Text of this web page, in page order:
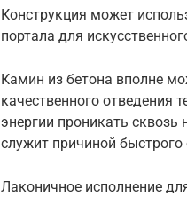
Конструкция может
портала для
Камин из бетона вполне
качественного отведения
энергии проникать сквозь
служит причиной
Лаконичное исполнение